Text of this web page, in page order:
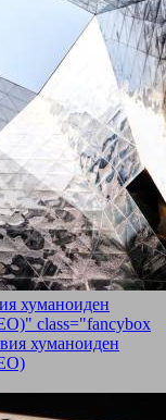
хуманоиден
class="fancybox
хуманоиден